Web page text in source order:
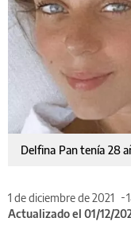
Delfina Pan tenía 28
1 de diciembre de 2021
Actualizado el 01/12/